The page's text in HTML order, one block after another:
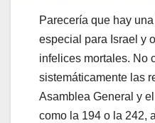
Parecería que hay
especial para Israel y
infelices mortales. No
sistemáticamente las
Asamblea General y
como la 194 o la 242,